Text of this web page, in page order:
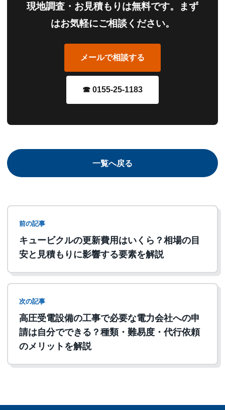
現地調査・お見積もりは無料です。まず
はお気軽にご相談ください。
メールで相談する
☎ 0155-25-1183
一覧へ戻る
前の記事
キュービクルの更新費用はいくら？相場の目
安と見積もりに影響する要素を解説
次の記事
高圧受電設備の工事で必要な電力会社への申
請は自分でできる？種類・難易度・代行依頼
のメリットを解説